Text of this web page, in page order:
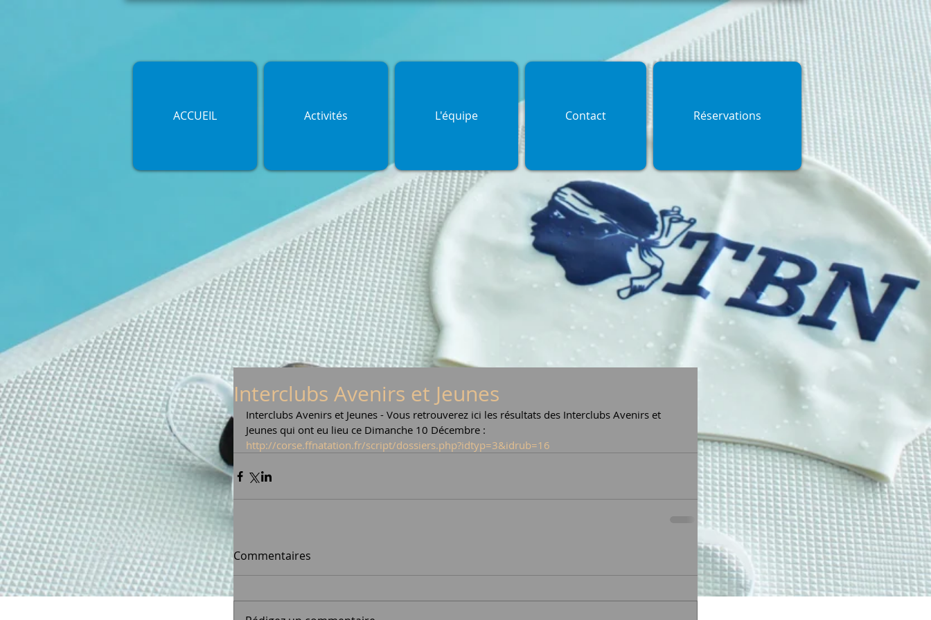
ACCUEIL Activités L'équipe Contact Réservations
Interclubs Avenirs et Jeunes
Interclubs Avenirs et Jeunes - Vous retrouverez ici les résultats des Interclubs Avenirs et
Jeunes qui ont eu lieu ce Dimanche 10 Décembre :
http://corse.ffnatation.fr/script/dossiers.php?idtyp=3&idrub=16
Commentaires